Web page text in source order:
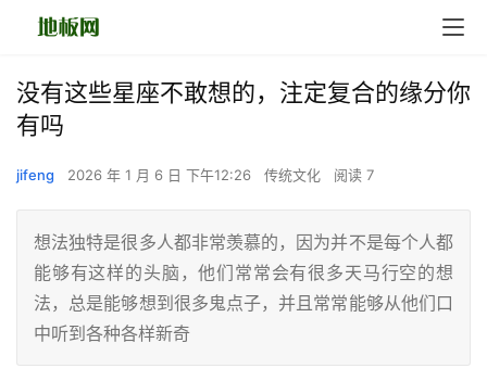
没有这些星座不敢想的，注定复合的缘分你
有吗
jifeng 2026 年 1 月 6 日 下午12:26 传统文化 阅读 7
想法独特是很多人都非常羡慕的，因为并不是每个人都
能够有这样的头脑，他们常常会有很多天马行空的想
法，总是能够想到很多鬼点子，并且常常能够从他们口
中听到各种各样新奇